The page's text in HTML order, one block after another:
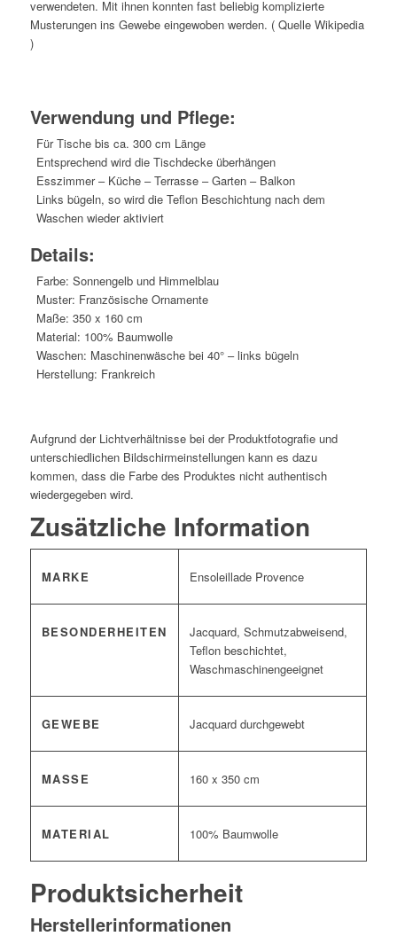
verwendeten. Mit ihnen konnten fast beliebig komplizierte
Musterungen ins Gewebe eingewoben werden. ( Quelle Wikipedia
)
Verwendung und Pflege:
Für Tische bis ca. 300 cm Länge
Entsprechend wird die Tischdecke überhängen
Esszimmer – Küche – Terrasse – Garten – Balkon
Links bügeln, so wird die Teflon Beschichtung nach dem
Waschen wieder aktiviert
Details:
Farbe: Sonnengelb und Himmelblau
Muster: Französische Ornamente
Maße: 350 x 160 cm
Material: 100% Baumwolle
Waschen: Maschinenwäsche bei 40° – links bügeln
Herstellung: Frankreich
Aufgrund der Lichtverhältnisse bei der Produktfotografie und
unterschiedlichen Bildschirmeinstellungen kann es dazu
kommen, dass die Farbe des Produktes nicht authentisch
wiedergegeben wird.
Zusätzliche Information
MARKE Ensoleillade Provence
BESONDERHEITEN
Jacquard, Schmutzabweisend,
Teflon beschichtet,
Waschmaschinengeeignet
GEWEBE Jacquard durchgewebt
MASSE 160 x 350 cm
MATERIAL 100% Baumwolle
Produktsicherheit
Herstellerinformationen